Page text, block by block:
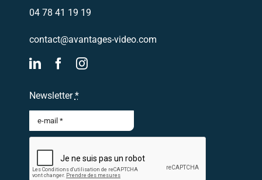
04 78 41 19 19
contact@avantages-video.com
Newsletter*